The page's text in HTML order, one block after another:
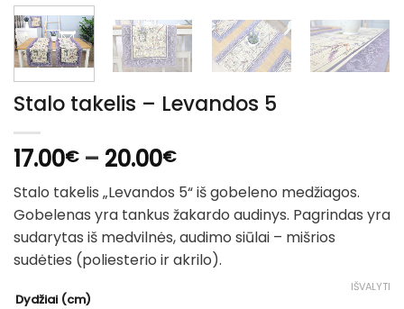
Stalo takelis – Levandos 5
17.00€ – 20.00€Price
range:
17.00€
through
20.00€
Stalo takelis „Levandos 5“ iš gobeleno medžiagos.
Gobelenas yra tankus žakardo audinys. Pagrindas yra
sudarytas iš medvilnės, audimo siūlai – mišrios
sudėties (poliesterio ir akrilo).
Dydžiai (cm)
IŠVALYTI